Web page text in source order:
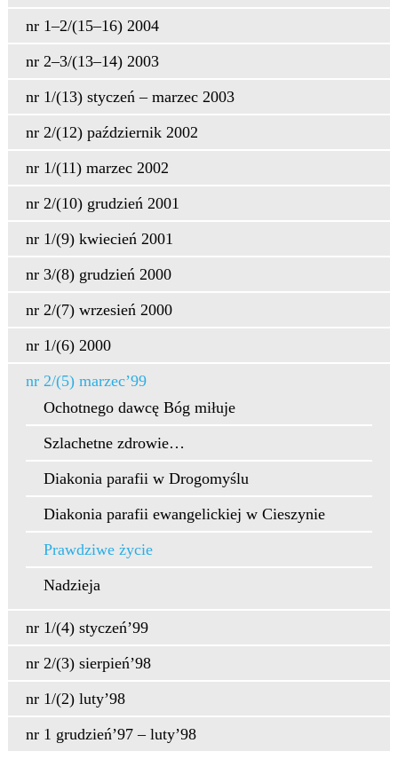
nr 1–2/(15–16) 2004
nr 2–3/(13–14) 2003
nr 1/(13) styczeń – marzec 2003
nr 2/(12) październik 2002
nr 1/(11) marzec 2002
nr 2/(10) grudzień 2001
nr 1/(9) kwiecień 2001
nr 3/(8) grudzień 2000
nr 2/(7) wrzesień 2000
nr 1/(6) 2000
nr 2/(5) marzec’99
Ochotnego dawcę Bóg miłuje
Szlachetne zdrowie…
Diakonia parafii w Drogomyślu
Diakonia parafii ewangelickiej w Cieszynie
Prawdziwe życie
Nadzieja
nr 1/(4) styczeń’99
nr 2/(3) sierpień’98
nr 1/(2) luty’98
nr 1 grudzień’97 – luty’98